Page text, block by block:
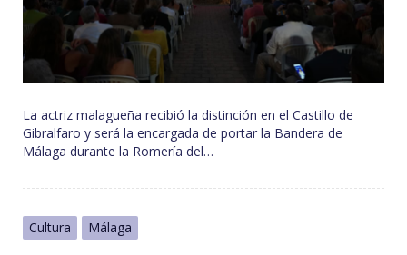
La actriz malagueña recibió la distinción en el Castillo de
Gibralfaro y será la encargada de portar la Bandera de
Málaga durante la Romería del…
Cultura Málaga